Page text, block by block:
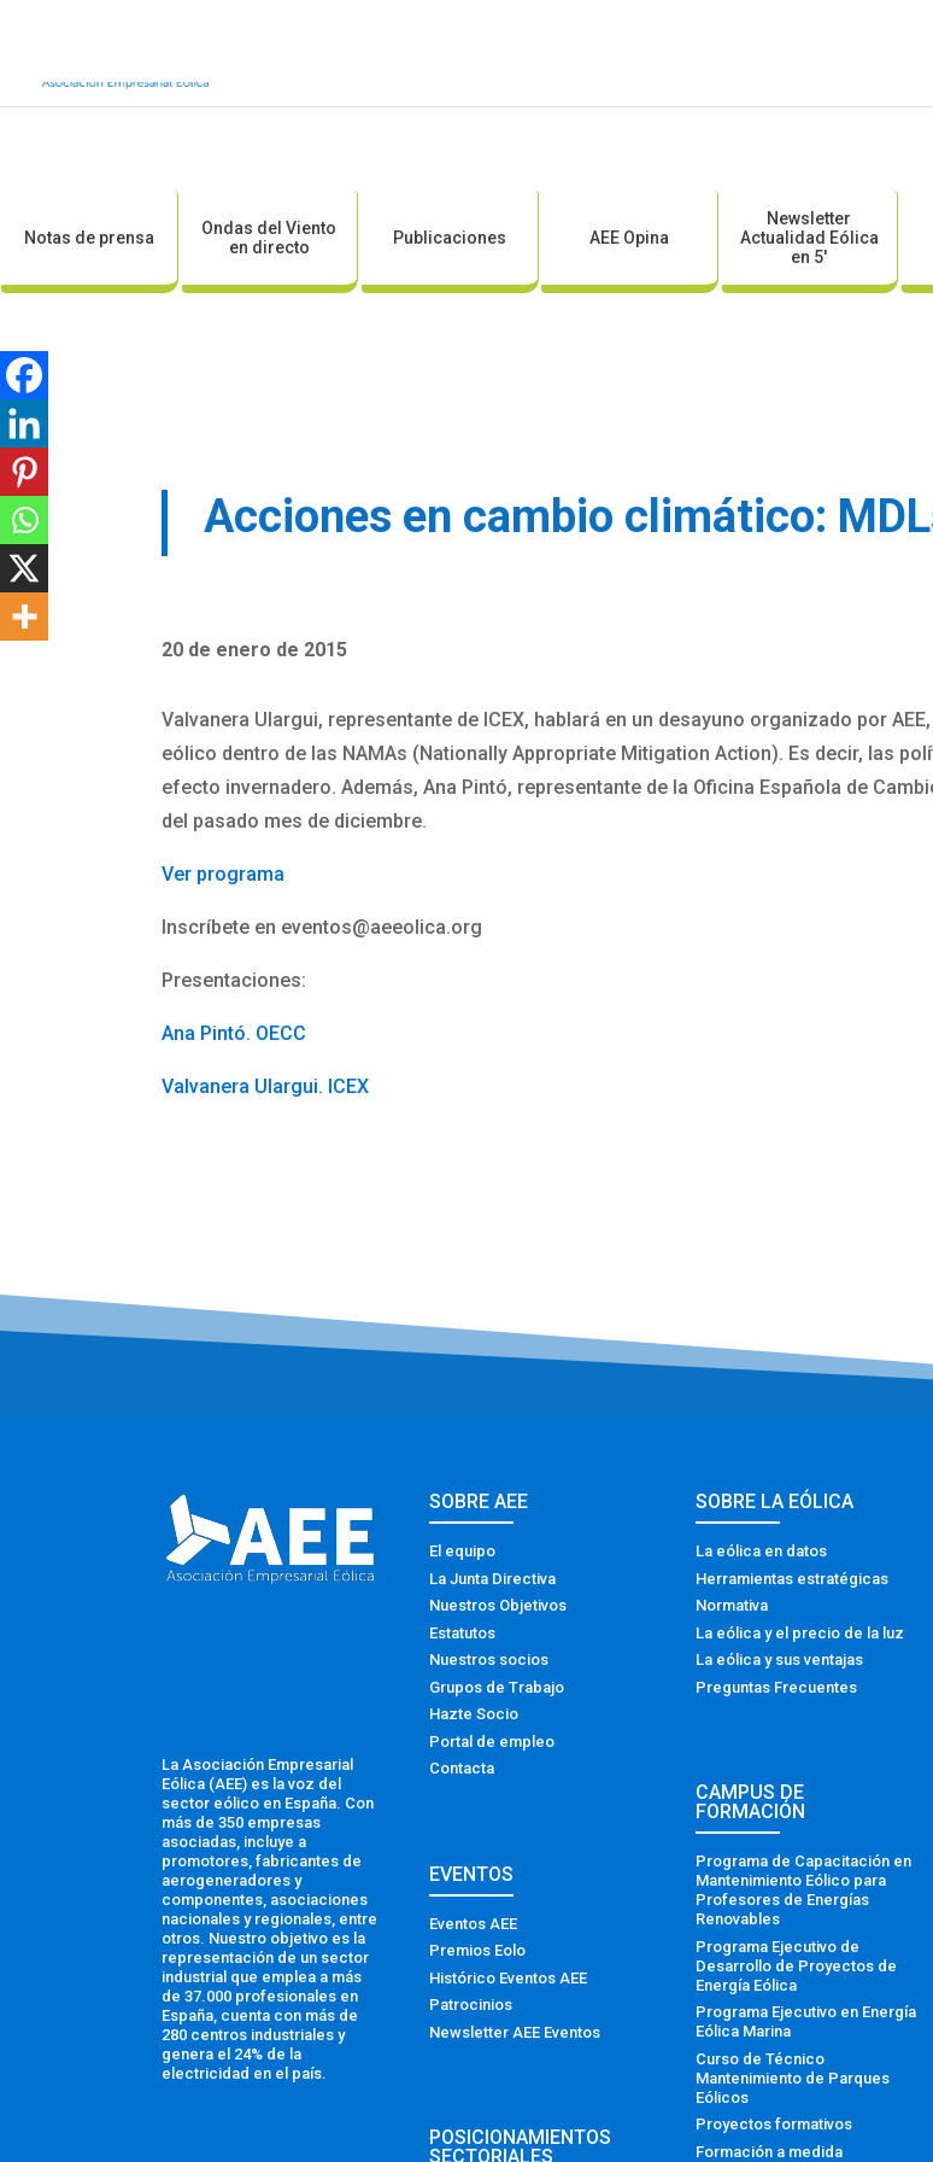
Notas de prensa
Ondas del Viento
en directo
Publicaciones AEE Opina
Newsletter
Actualidad Eólica
en 5′
Acciones en cambio climático:
20 de enero de 2015
Valvanera Ulargui, representante de ICEX, hablará en un desayuno organizado por
eólico dentro de las NAMAs (Nationally Appropriate Mitigation Action). Es decir, las
efecto invernadero. Además, Ana Pintó, representante de la Oficina Española de
del pasado mes de diciembre.
Ver programa
Inscríbete en eventos@aeeolica.org
Presentaciones:
Ana Pintó. OECC
Valvanera Ulargui. ICEX
La Asociación Empresarial
Eólica (AEE) es la voz del
sector eólico en España. Con
más de 350 empresas
asociadas, incluye a
promotores, fabricantes de
aerogeneradores y
componentes, asociaciones
nacionales y regionales, entre
otros. Nuestro objetivo es la
representación de un sector
industrial que emplea a más
de 37.000 profesionales en
España, cuenta con más de
280 centros industriales y
genera el 24% de la
electricidad en el país.
SOBRE AEE
El equipo
La Junta Directiva
Nuestros Objetivos
Estatutos
Nuestros socios
Grupos de Trabajo
Hazte Socio
Portal de empleo
Contacta
EVENTOS
Eventos AEE
Premios Eolo
Histórico Eventos AEE
Patrocinios
Newsletter AEE Eventos
POSICIONAMIENTOS
SECTORIALES
SOBRE LA EÓLICA
La eólica en datos
Herramientas estratégicas
Normativa
La eólica y el precio de la luz
La eólica y sus ventajas
Preguntas Frecuentes
CAMPUS DE
FORMACIÓN
Programa de Capacitación en
Mantenimiento Eólico para
Profesores de Energías
Renovables
Programa Ejecutivo de
Desarrollo de Proyectos de
Energía Eólica
Programa Ejecutivo en Energía
Eólica Marina
Curso de Técnico
Mantenimiento de Parques
Eólicos
Proyectos formativos
Formación a medida